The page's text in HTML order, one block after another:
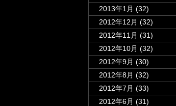
2013年1月 (32)
2012年12月 (32)
2012年11月 (31)
2012年10月 (32)
2012年9月 (30)
2012年8月 (32)
2012年7月 (33)
2012年6月 (31)